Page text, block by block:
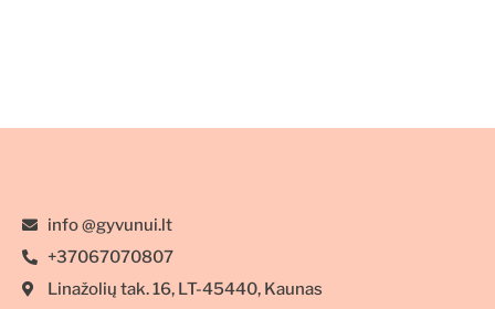
info @gyvunui.lt
+37067070807
Linažolių tak. 16, LT-45440, Kaunas